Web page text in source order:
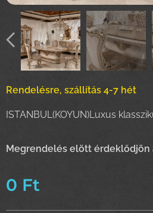
Rendelésre, szállítás 4-7 hét
ISTANBUL(KOYUN)Luxus
Megrendelés elött érdeklődjön
0 Ft